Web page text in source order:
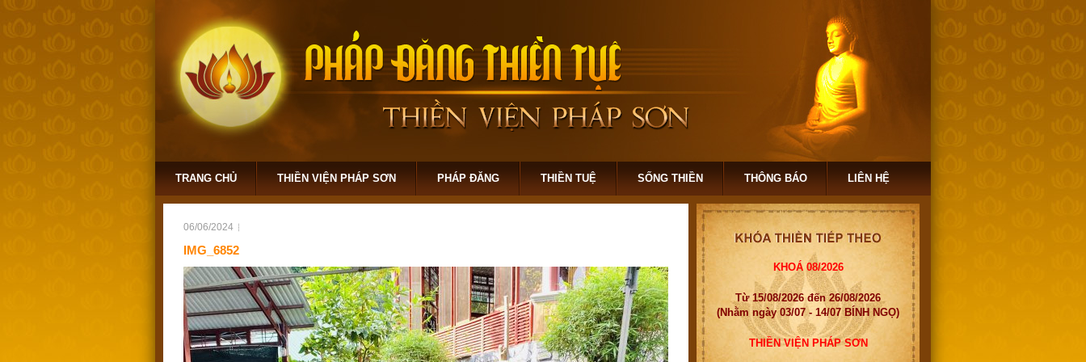
TRANG CHỦ THIỀN VIỆN PHÁP SƠN PHÁP ĐĂNG THIỀN TUỆ SỐNG THIỀN THÔNG BÁO LIÊN HỆ
06/06/2024
IMG_6852
KHOÁ 08/2026
Từ 15/08/2026 đến 26/08/2026
(Nhằm ngày 03/07 - 14/07 BÍNH NGỌ)
THIỀN VIỆN PHÁP SƠN